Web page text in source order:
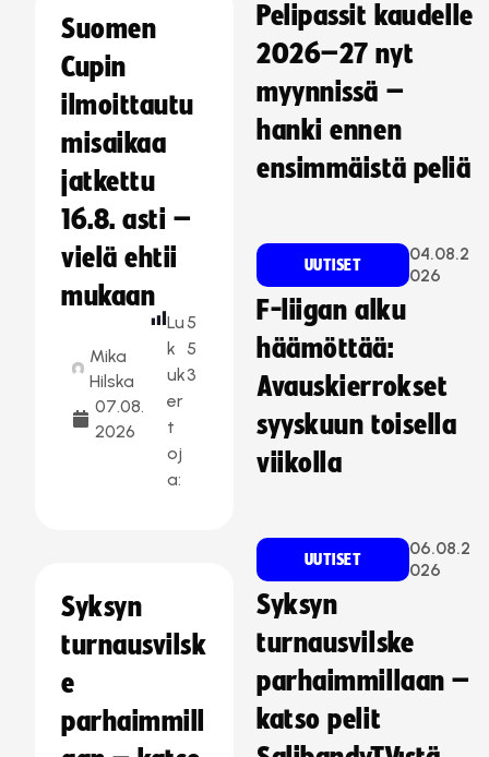
Suomen
Cupin
ilmoittautu
misaikaa
jatkettu
16.8. asti –
vielä ehtii
mukaan
Mika
Hilska
07.08.
2026
Lu
k
uk
er
t
oj
a:
5
5
3
Syksyn
turnausvilsk
e
parhaimmill
Pelipassit kaudelle
2026–27 nyt
myynnissä –
hanki ennen
ensimmäistä peliä
UUTISET
04.08.2
026
F-liigan alku
häämöttää:
Avauskierrokset
syyskuun toisella
viikolla
UUTISET
06.08.2
026
Syksyn
turnausvilske
parhaimmillaan –
katso pelit